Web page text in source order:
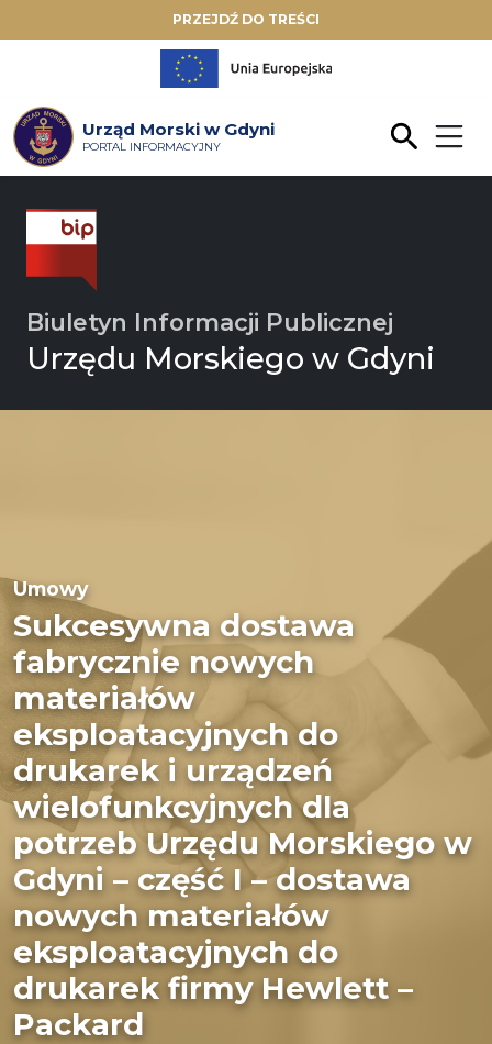
PRZEJDŹ DO TREŚCI
Urząd Morski w Gdyni
PORTAL INFORMACYJNY
Biuletyn Informacji Publicznej
Urzędu Morskiego w Gdyni
Umowy
Sukcesywna dostawa
fabrycznie nowych
materiałów
eksploatacyjnych do
drukarek i urządzeń
wielofunkcyjnych dla
potrzeb Urzędu Morskiego w
Gdyni – część I – dostawa
nowych materiałów
eksploatacyjnych do
drukarek firmy Hewlett –
Packard